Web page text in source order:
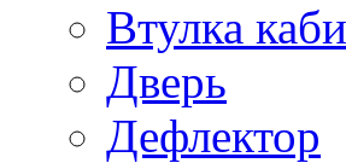
Втулка
Дверь
Дефлектор